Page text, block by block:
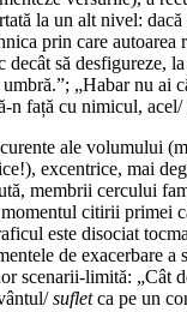
la un alt nivel:
prin care
să desfigureze,
„Habar nu
n față cu nimicul,
ale volumului
excentrice, mai
membrii cercului
citirii
este disociat
de exacerbare
scenarii-limită: „Cât
sufletca pe un